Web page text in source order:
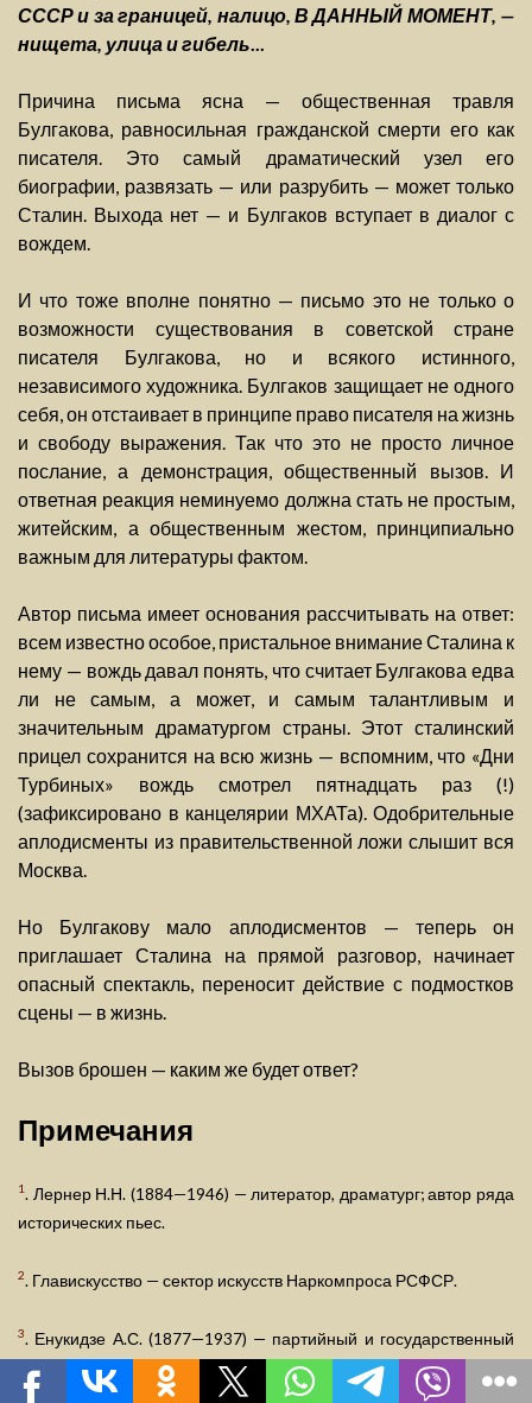
СССР и за границей, налицо, В ДАННЫЙ МОМЕНТ, —
нищета, улица и гибель...
Причина письма ясна — общественная травля
Булгакова, равносильная гражданской смерти его как
писателя. Это самый драматический узел его
биографии, развязать — или разрубить — может только
Сталин. Выхода нет — и Булгаков вступает в диалог с
вождем.
И что тоже вполне понятно — письмо это не только о
возможности существования в советской стране
писателя Булгакова, но и всякого истинного,
независимого художника. Булгаков защищает не одного
себя, он отстаивает в принципе право писателя на жизнь
и свободу выражения. Так что это не просто личное
послание, а демонстрация, общественный вызов. И
ответная реакция неминуемо должна стать не простым,
житейским, а общественным жестом, принципиально
важным для литературы фактом.
Автор письма имеет основания рассчитывать на ответ:
всем известно особое, пристальное внимание Сталина к
нему — вождь давал понять, что считает Булгакова едва
ли не самым, а может, и самым талантливым и
значительным драматургом страны. Этот сталинский
прицел сохранится на всю жизнь — вспомним, что «Дни
Турбиных» вождь смотрел пятнадцать раз (!)
(зафиксировано в канцелярии МХАТа). Одобрительные
аплодисменты из правительственной ложи слышит вся
Москва.
Но Булгакову мало аплодисментов — теперь он
приглашает Сталина на прямой разговор, начинает
опасный спектакль, переносит действие с подмостков
сцены — в жизнь.
Вызов брошен — каким же будет ответ?
Примечания
1. Лернер Н.Н. (1884—1946) — литератор, драматург; автор ряда
исторических пьес.
2. Главискусство — сектор искусств Наркомпроса РСФСР.
3. Енукидзе А.С. (1877—1937) — партийный и государственный
деятель. Расстрелян.